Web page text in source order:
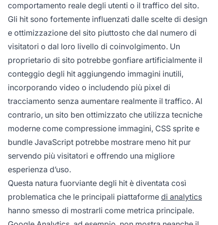
comportamento reale degli utenti o il traffico del sito.
Gli hit sono fortemente influenzati dalle scelte di design
e ottimizzazione del sito piuttosto che dal numero di
visitatori o dal loro livello di coinvolgimento. Un
proprietario di sito potrebbe gonfiare artificialmente il
conteggio degli hit aggiungendo immagini inutili,
incorporando video o includendo più pixel di
tracciamento senza aumentare realmente il traffico. Al
contrario, un sito ben ottimizzato che utilizza tecniche
moderne come compressione immagini, CSS sprite e
bundle JavaScript potrebbe mostrare meno hit pur
servendo più visitatori e offrendo una migliore
esperienza d’uso.
Questa natura fuorviante degli hit è diventata così
problematica che le principali piattaforme di analytics
hanno smesso di mostrarli come metrica principale.